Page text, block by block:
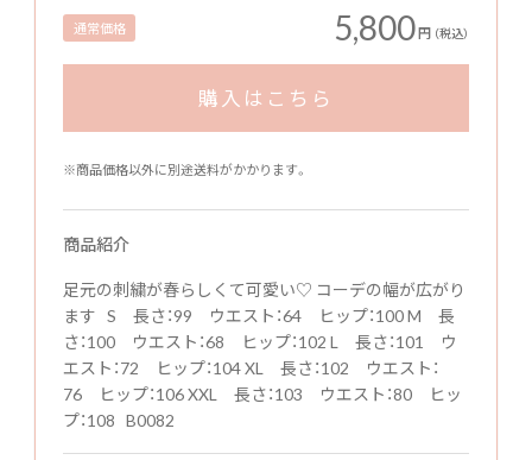
通常価格 5,800円 （税込）
購入はこちら
※商品価格以外に別途送料がかかります。
商品紹介
足元の刺繍が春らしくて可愛い♡ コーデの幅が広がり
ます S 長さ：99 ウエスト：64 ヒップ：100 M 長
さ：100 ウエスト：68 ヒップ：102 L 長さ：101 ウ
エスト：72 ヒップ：104 XL 長さ：102 ウエスト：
76 ヒップ：106 XXL 長さ：103 ウエスト：80 ヒッ
プ：108 B0082